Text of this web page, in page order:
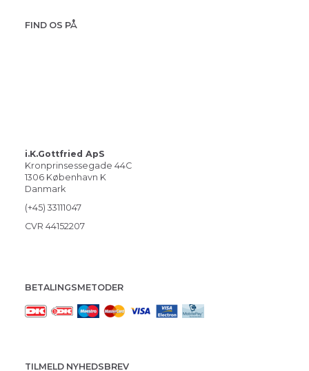
FIND OS PÅ
i.K.Gottfried ApS
Kronprinsessegade 44C
1306 København K
Danmark
(+45) 33111047
CVR 44152207
BETALINGSMETODER
TILMELD NYHEDSBREV